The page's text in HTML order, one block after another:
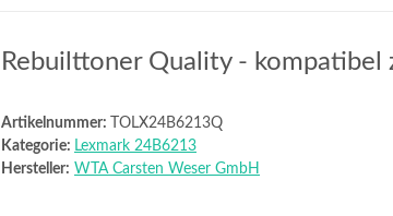
Rebuilttoner Quality - kompatibel
Artikelnummer:
TOLX24B6213Q
Kategorie: Lexmark 24B6213
Hersteller: WTA Carsten Weser GmbH